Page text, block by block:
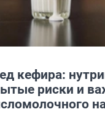
кефира:
риски и